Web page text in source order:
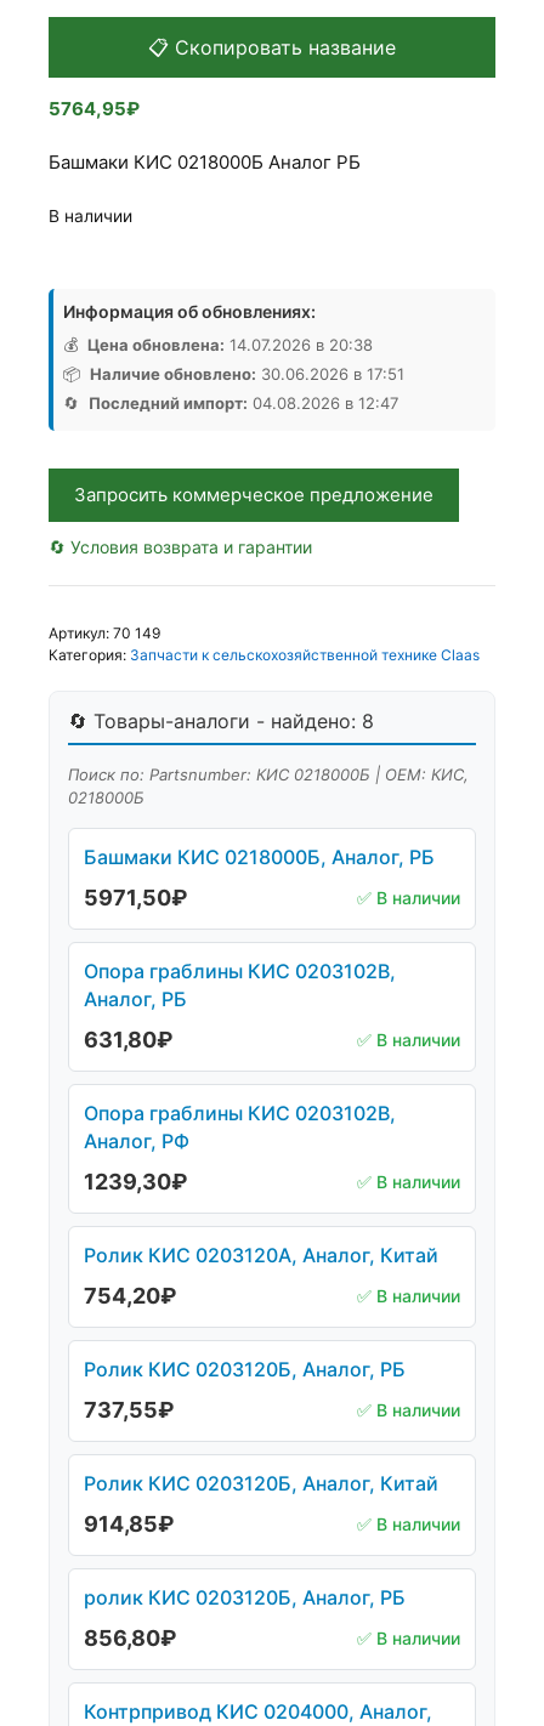
📋 Скопировать название
5764,95₽
Башмаки КИС 0218000Б Аналог РБ
В наличии
товара
Башмаки
КИС
0218000Б,
Аналог,
РБ
Информация об обновлениях:
💰 Цена обновлена: 14.07.2026 в 20:38
📦 Наличие обновлено: 30.06.2026 в 17:51
🔄
Последний импорт: 04.08.2026 в 12:47
Запросить коммерческое предложение
🔄 Условия возврата и гарантии
Артикул: 70 149
Категория: Запчасти к сельскохозяйственной технике Claas
🔄 Товары-аналоги - найдено: 8
Поиск по: Partsnumber: КИС 0218000Б | OEM: КИС,
0218000Б
Башмаки КИС 0218000Б, Аналог, РБ
5971,50₽ ✅ В наличии
Опора граблины КИС 0203102В,
Аналог, РБ
631,80₽ ✅ В наличии
Опора граблины КИС 0203102В,
Аналог, РФ
1239,30₽ ✅ В наличии
Ролик КИС 0203120А, Аналог, Китай
754,20₽ ✅ В наличии
Ролик КИС 0203120Б, Аналог, РБ
737,55₽ ✅ В наличии
Ролик КИС 0203120Б, Аналог, Китай
914,85₽ ✅ В наличии
ролик КИС 0203120Б, Аналог, РБ
856,80₽ ✅ В наличии
Контрпривод КИС 0204000, Аналог,